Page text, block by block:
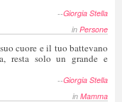
--Giorgia Stella
in Persone
cuore e il tuo battevano
resta solo un grande e
--Giorgia Stella
in Mamma